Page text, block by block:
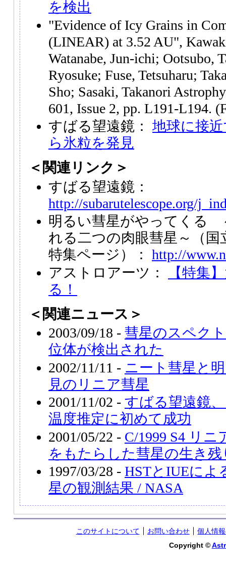
を検出
"Evidence of Icy Grains in
(LINEAR) at 3.52 AU",
Watanabe, Jun-ichi; Ootsubo,
Ryosuke; Fuse, Tetsuharu;
Sho; Sasaki, Takanori
601, Issue 2, pp. L191-L194.
すばる望遠鏡： 地球に接
ら氷粒を発見
＜関連リンク＞
すばる望遠鏡：
http://subarutelescope.org/
明るい彗星がやってくる
れる二つの肉眼彗星～（国
特集ページ）： http://
アストロアーツ：
【特集
る！
＜関連ニュース＞
2003/09/18 - 彗星のスペク
位体が検出された
2002/11/11 - ニート彗星と
見のリニア彗星
2001/11/02 - すばる望遠鏡
温度推定に初めて成功
2001/05/22 - C/1999 S4 リ
をもたらした彗星の生き残
1997/03/28 - HSTとIUEによ
星の観測結果 / NASA
このサイトについて お問い合わせ
個人情
Copyright ©